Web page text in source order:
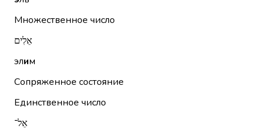
Множественное число
אֵלִים
элим
Сопряженное состояние
Единственное число
אֵל־